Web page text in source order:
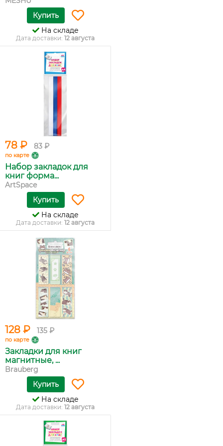
Купить
На складе
Дата доставки: 12 августа
78 ₽ 83 ₽
по карте
Набор закладок для
книг форма...
ArtSpace
Купить
На складе
Дата доставки: 12 августа
128 ₽ 135 ₽
по карте
Закладки для книг
магнитные, ...
Brauberg
Купить
На складе
Дата доставки: 12 августа